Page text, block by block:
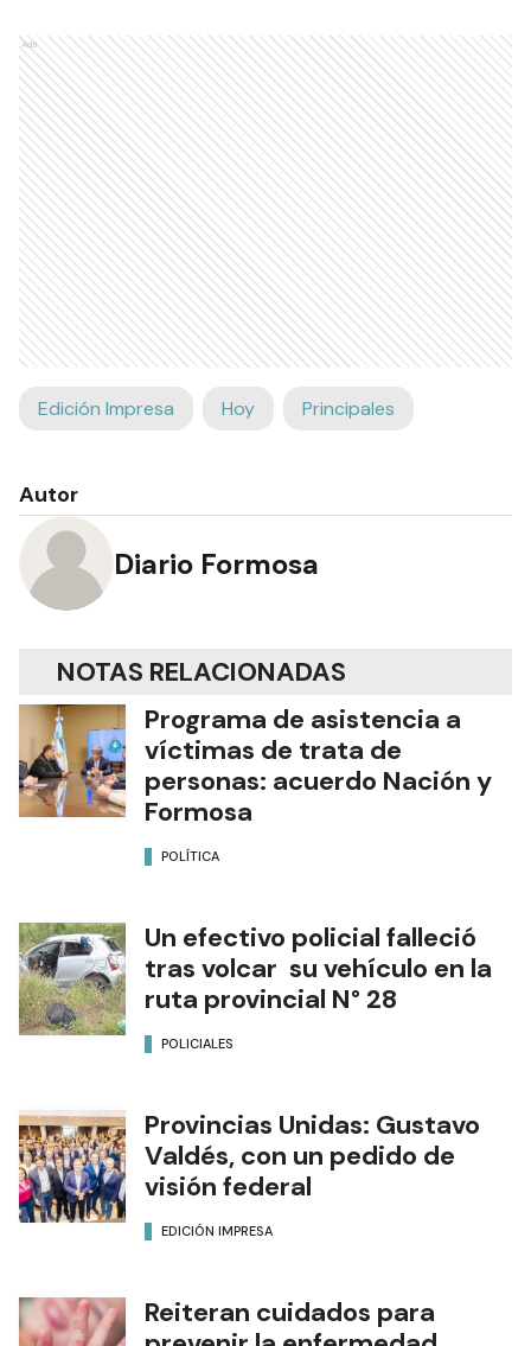
Ads
Edición Impresa Hoy Principales
Autor
Diario Formosa
NOTAS RELACIONADAS
Programa de asistencia a
víctimas de trata de
personas: acuerdo Nación y
Formosa
POLÍTICA
Un efectivo policial falleció
tras volcar su vehículo en la
ruta provincial N° 28
POLICIALES
Provincias Unidas: Gustavo
Valdés, con un pedido de
visión federal
EDICIÓN IMPRESA
Reiteran cuidados para